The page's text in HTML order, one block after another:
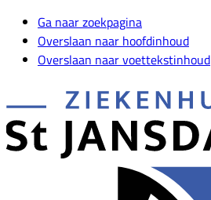
Ga naar zoekpagina
Overslaan naar hoofdinhoud
Overslaan naar voettekstinhoud